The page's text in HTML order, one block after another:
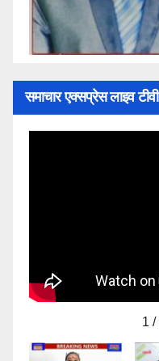
समाचार एक्सप्रेस लाइव टीवी
1 /